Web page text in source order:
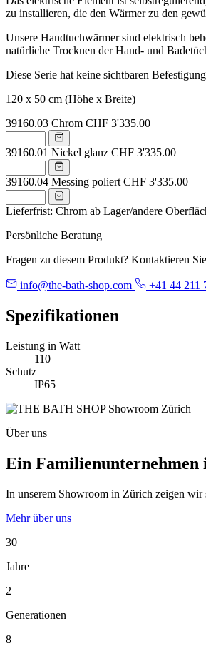
zu installieren, die den Wärmer zu den
Unsere Handtuchwärmer sind elektrisch
natürliche Trocknen der Hand- und
Diese Serie hat keine sichtbaren
120 x 50 cm (Höhe x Breite)
39160.03 Chrom CHF 3'335.00
39160.01 Nickel glanz CHF 3'335.00
39160.04 Messing poliert CHF 3'335.00
Lieferfrist: Chrom ab Lager/andere
Persönliche Beratung
Fragen zu diesem Produkt? Kontaktieren
info@the-bath-shop.com +41 44 211
Spezifikationen
Leistung in Watt
110
Schutz
IP65
Über uns
Ein Familienunternehmen
In unserem Showroom in Zürich zeigen wir
Mehr über uns
30
Jahre
2
Generationen
8